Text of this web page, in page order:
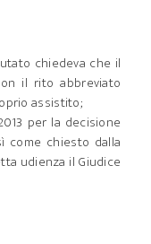
chiedeva che il
il rito abbreviato
assistito;
per la decisione
come chiesto dalla
udienza il Giudice